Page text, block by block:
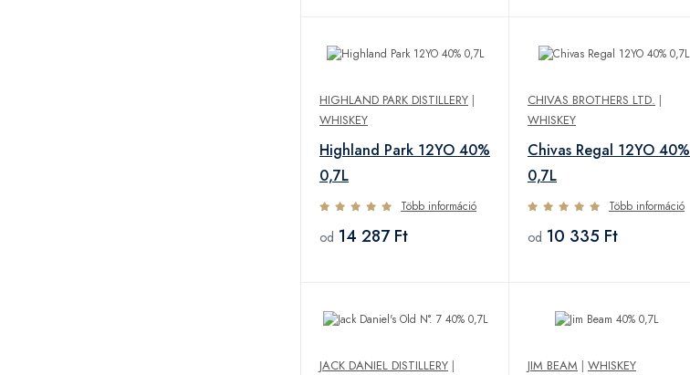
HIGHLAND PARK DISTILLERY |
WHISKEY
Highland Park 12YO 40%
0,7L
Több információ
od 14 287 Ft
CHIVAS BROTHERS LTD. |
WHISKEY
Chivas Regal 12YO 40%
0,7L
Több információ
od 10 335 Ft
JACK DANIEL DISTILLERY |
JIM BEAM | WHISKEY